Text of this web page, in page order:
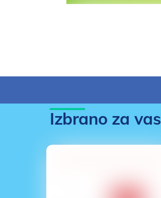
Izbrano za vas